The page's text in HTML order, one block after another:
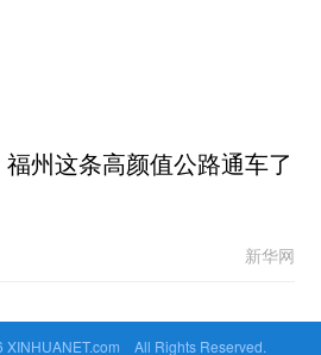
州这条高颜值公路通车了
新华网
XINHUANET.com All Rights Reserved.